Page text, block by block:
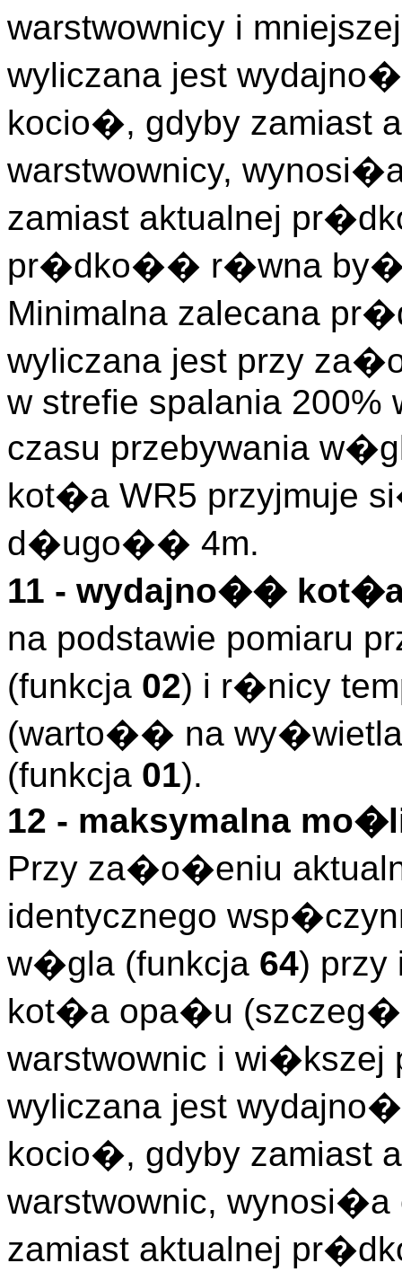
warstwownicy i
wyliczana jest
kocio�, gdyby zamiast
warstwownicy,
zamiast aktualnej
pr�dko�� r�wna
Minimalna zalecana
wyliczana jest przy
w strefie spalania 200%
czasu przebywania
kot�a WR5 przyjmuje
d�ugo�� 4m.
11 - wydajno��
na podstawie pomiaru
(funkcja 02) i r�nicy
(warto�� na
(funkcja 01).
12 - maksymalna
Przy za�o�eniu
identycznego
w�gla (funkcja 64) przy
kot�a opa�u
warstwownic i
wyliczana jest
kocio�, gdyby zamiast
warstwownic, wynosi�a
zamiast aktualnej